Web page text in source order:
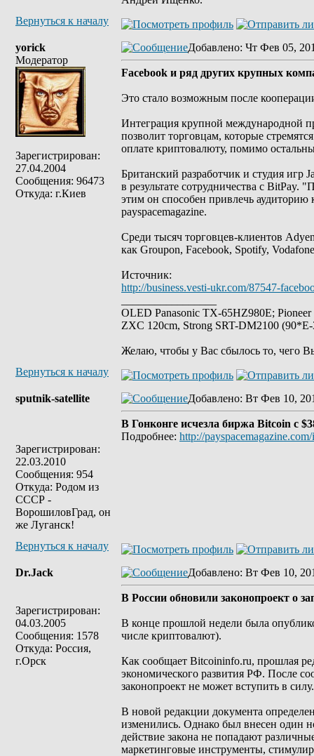
Вернуться к началу
yorick
Модератор
Зарегистрирован:
27.04.2004
Сообщения: 96473
Откуда: г.Киев
Добавлено: Чт Фев 05,
Facebook и ряд других крупных
Это стало возможным после
Интеграция крупной международной
позволит торговцам, которые
оплате криптовалюту, помимо
Британский разработчик и студия
в результате сотрудничества с BitPay.
этим он способен привлечь
payspacemagazine.
Среди тысяч торговцев-клиентов
как Groupon, Facebook, Spotify,
Источник:
http://business.vesti-ukr.com/87547-
OLED Panasonic TX-65HZ980E;
ZXC 120cm, Strong SRT-DM2100
Желаю, чтобы у Вас сбылось то, чего
Вернуться к началу
sputnik-satellite
Зарегистрирован:
22.03.2010
Сообщения: 954
Откуда: Родом из
СССР -
ВорошиловГрад, он
же Луганск!
Добавлено: Вт Фев 10,
В Гонконге исчезла биржа Bitcoin c
Подробнее: http://
Вернуться к началу
Dr.Jack
Зарегистрирован:
04.03.2005
Сообщения: 1578
Откуда: Россия,
г.Орск
Добавлено: Вт Фев 10,
В России обновили законопроект о
В конце прошлой недели была
числе криптовалют).
Как сообщает Bitcoininfo.ru, прошлая
экономического развития РФ. После
законопроект не может вступить в силу.
В новой редакции документа
изменились. Однако был внесен один
действие закона не попадают
маркетинговые инструменты,